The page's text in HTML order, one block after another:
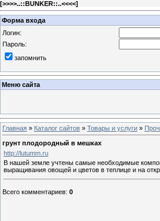
[>>>>..::BUNKER::..<<<<]
Форма входа
Логин:
Пароль:
запомнить
Меню сайта
Главная » Каталог сайтов » Товары и услуги »
грунт плодородный в мешках
http://lutumm.ru
В нашей земле учтены самые необходимые
выращивания овощей и цветов в теплице и на
Всего комментариев: 0